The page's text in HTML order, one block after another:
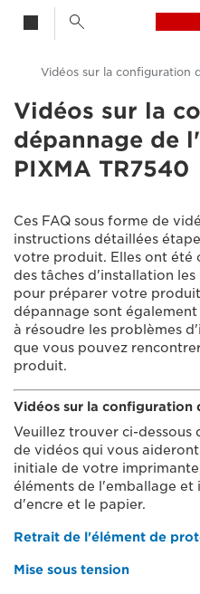
Canon
Assistance produits clients
Vidéos sur la
dépannage de
PIXMA TR7540
Ces FAQ sous forme de
instructions détaillées
votre produit. Elles ont été
des tâches d'installation les
pour préparer votre
dépannage sont
à résoudre les problèmes
que vous pouvez
produit.
Vidéos sur la configuration
Veuillez trouver ci-dessous
de vidéos qui vous
initiale de votre
éléments de l'emballage et
d'encre et le papier.
Retrait de l'élément de
Mise sous tension